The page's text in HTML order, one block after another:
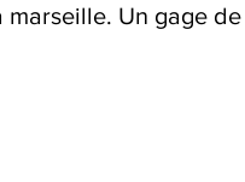
Un gage